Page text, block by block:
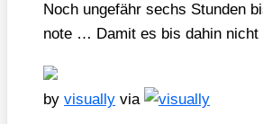
Noch unge­fähr sechs Stun­den
note … Damit es bis dahin nicht
by visual­ly via